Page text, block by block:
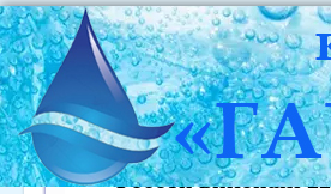
Сторінка 20 з 31
Роботи виконані